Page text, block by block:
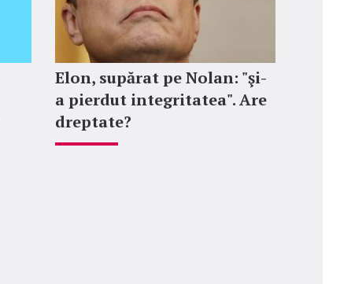
Elon, supărat pe Nolan: "şi-
a pierdut integritatea". Are
dreptate?